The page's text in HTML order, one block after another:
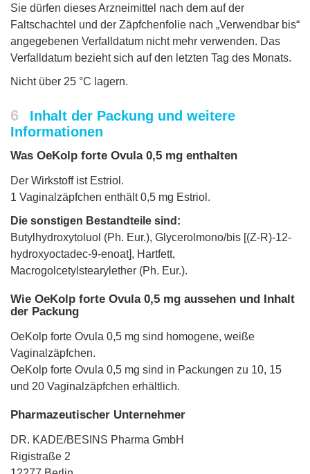
Sie dürfen dieses Arzneimittel nach dem auf der
Faltschachtel und der Zäpfchenfolie nach „Verwendbar bis“
angegebenen Verfalldatum nicht mehr verwenden. Das
Verfalldatum bezieht sich auf den letzten Tag des Monats.
Nicht über 25 °C lagern.
6
Inhalt der Packung und weitere
Informationen
Was OeKolp forte Ovula 0,5 mg enthalten
Der Wirkstoff ist Estriol.
1 Vaginalzäpfchen enthält 0,5 mg Estriol.
Die sonstigen Bestandteile sind:
Butylhydroxytoluol (Ph. Eur.), Glycerolmono/bis [(Z-R)-12-
hydroxyoctadec-9-enoat], Hartfett,
Macrogolcetylstearylether (Ph. Eur.).
Wie OeKolp forte Ovula 0,5 mg aussehen und Inhalt
der Packung
OeKolp forte Ovula 0,5 mg sind homogene, weiße
Vaginalzäpfchen.
OeKolp forte Ovula 0,5 mg sind in Packungen zu 10, 15
und 20 Vaginalzäpfchen erhältlich.
Pharmazeutischer Unternehmer
DR. KADE/BESINS Pharma GmbH
Rigistraße 2